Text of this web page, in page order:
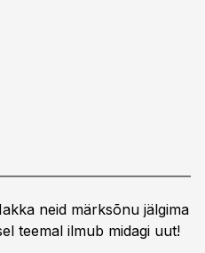
neid märksõnu jälgima
teemal ilmub midagi uut!